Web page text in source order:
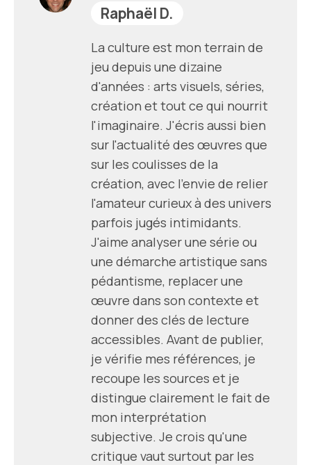
Raphaël D.
La culture est mon terrain de
jeu depuis une dizaine
d'années : arts visuels, séries,
création et tout ce qui nourrit
l'imaginaire. J'écris aussi bien
sur l'actualité des œuvres que
sur les coulisses de la
création, avec l'envie de relier
l'amateur curieux à des univers
parfois jugés intimidants.
J'aime analyser une série ou
une démarche artistique sans
pédantisme, replacer une
œuvre dans son contexte et
donner des clés de lecture
accessibles. Avant de publier,
je vérifie mes références, je
recoupe les sources et je
distingue clairement le fait de
mon interprétation
subjective. Je crois qu'une
critique vaut surtout par les